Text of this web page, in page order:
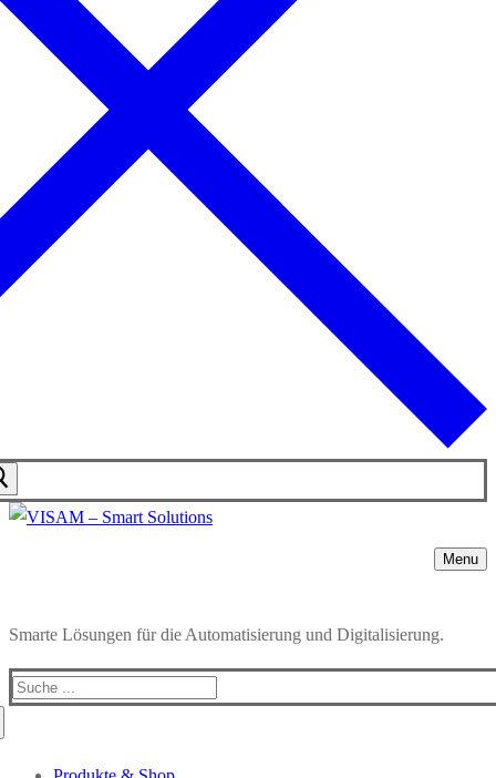
Menu
Smarte Lösungen für die Automatisierung und Digitalisierung.